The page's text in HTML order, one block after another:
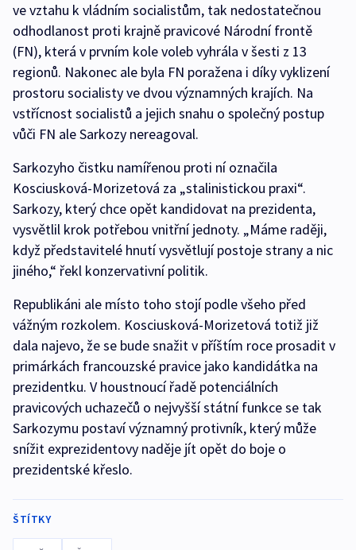
ve vztahu k vládním socialistům, tak nedostatečnou
odhodlanost proti krajně pravicové Národní frontě
(FN), která v prvním kole voleb vyhrála v šesti z 13
regionů. Nakonec ale byla FN poražena i díky vyklizení
prostoru socialisty ve dvou významných krajích. Na
vstřícnost socialistů a jejich snahu o společný postup
vůči FN ale Sarkozy nereagoval.
Sarkozyho čistku namířenou proti ní označila
Kosciusková-Morizetová za „stalinistickou praxi“.
Sarkozy, který chce opět kandidovat na prezidenta,
vysvětlil krok potřebou vnitřní jednoty. „Máme raději,
když představitelé hnutí vysvětlují postoje strany a nic
jiného,“ řekl konzervativní politik.
Republikáni ale místo toho stojí podle všeho před
vážným rozkolem. Kosciusková-Morizetová totiž již
dala najevo, že se bude snažit v příštím roce prosadit v
primárkách francouzské pravice jako kandidátka na
prezidentku. V houstnoucí řadě potenciálních
pravicových uchazečů o nejvyšší státní funkce se tak
Sarkozymu postaví významný protivník, který může
snížit exprezidentovy naděje jít opět do boje o
prezidentské křeslo.
ŠTÍTKY